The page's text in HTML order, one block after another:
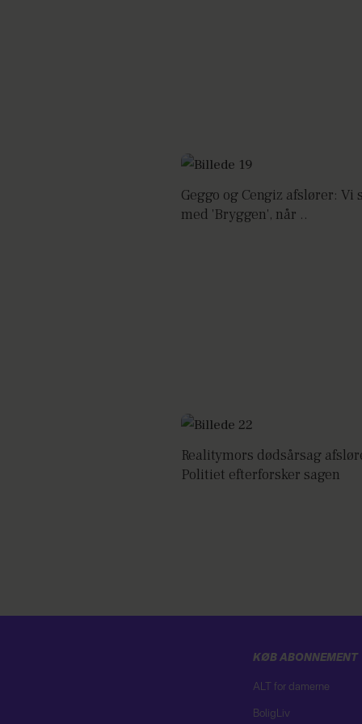
Geggo og Cengiz afslører: Vi
med 'Bryggen', når ..
Realitymors dødsårsag
Politiet efterforsker sagen
KØB ABONNEMENT
ALT for damerne
BoligLiv